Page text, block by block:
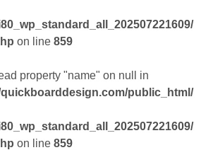
on line 859
property "name" on null in
public_html/
on line 859